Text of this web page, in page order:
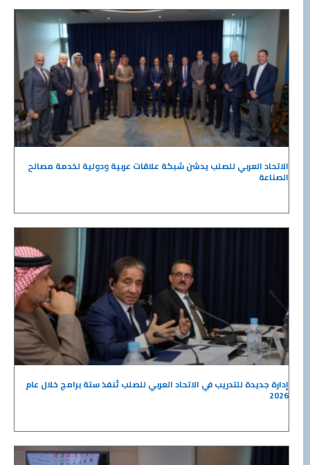
الاتحاد العربي للصلب يدشن شبكة علاقات عربية ودولية لخدمة مصالح
الصناعة
إدارة جديدة للتدريب في الاتحاد العربي للصلب تُنفذ ستة برامج خلال عام
2026